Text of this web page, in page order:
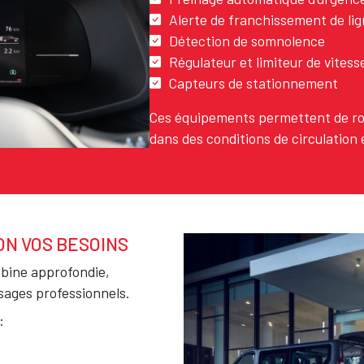
Alerte de franchissement de
Détection de somnolence
Régulateur et limiteur de
Capteurs de stationnement
Ces équipements permettent de
dans des conditions de circulation
VOS BESOINS
approfondie,
professionnels.